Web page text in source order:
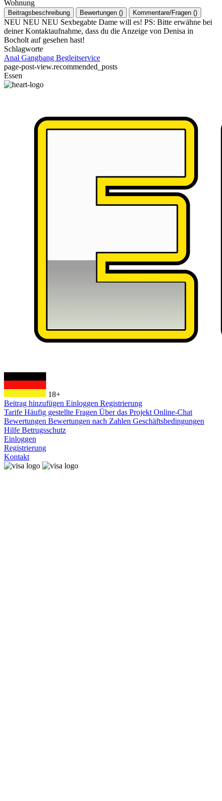
Wohnung
Beitragsbeschreibung Bewertungen () Kommentare/Fragen ()
NEU NEU NEU Sexbegabte Dame will es! PS: Bitte erwähne bei
deiner Kontaktaufnahme, dass du die Anzeige von Denisa in
Bocholt auf gesehen hast!
Schlagworte
Anal Gangbang Begleitservice
page-post-view.recommended_posts
Essen
18+
Beitrag hinzufügen Einloggen Registrierung
Tarife Häufig gestellte Fragen Über das Projekt Online-Chat
Bewertungen Bewertungen nach Zahlen Geschäftsbedingungen
Hilfe Betrugsschutz
Einloggen
Registrierung
Kontakt